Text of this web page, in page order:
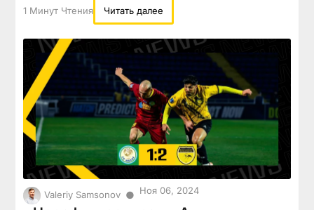
1 Минут Чтения Читать далее
Valeriy Samsonov ● Ноя 06, 2024